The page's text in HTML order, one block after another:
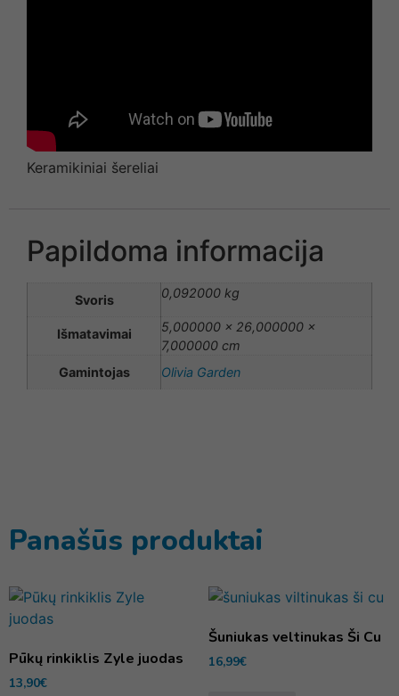
Keramikiniai šereliai
Papildoma informacija
Svoris 0,092000 kg
Išmatavimai
5,000000 × 26,000000 ×
7,000000 cm
Gamintojas
Olivia Garden
Panašūs produktai
Pūkų rinkiklis Zyle juodas
13,90€
Šuniukas veltinukas Ši Cu
16,99€